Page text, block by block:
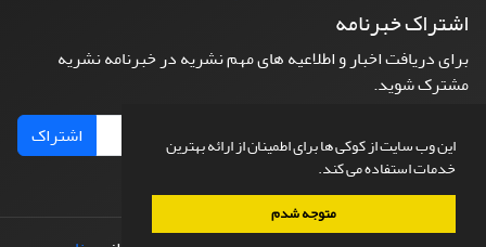
این وب سایت از کوکی ها برای اطمینان از ارائه بهترین
خدمات استفاده می کند.
متوجه شدم
اشتراک خبرنامه
برای دریافت اخبار و اطلاعیه های مهم نشریه در خبرنامه نشریه
مشترک شوید.
اشتراک